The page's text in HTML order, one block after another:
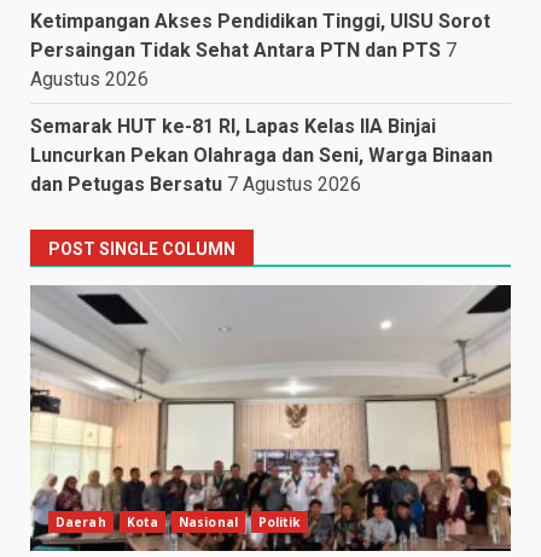
Ketimpangan Akses Pendidikan Tinggi, UISU Sorot
Persaingan Tidak Sehat Antara PTN dan PTS 7
Agustus 2026
Semarak HUT ke-81 RI, Lapas Kelas IIA Binjai
Luncurkan Pekan Olahraga dan Seni, Warga Binaan
dan Petugas Bersatu 7 Agustus 2026
POST SINGLE COLUMN
Daerah Kota Nasional Politik